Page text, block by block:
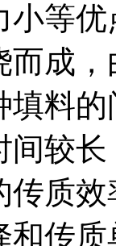
小等
而成
填料
间较
质
和传